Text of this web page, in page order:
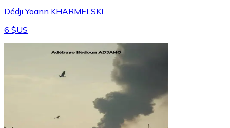
Dédji Yoann KHARMELSKI
6 $US